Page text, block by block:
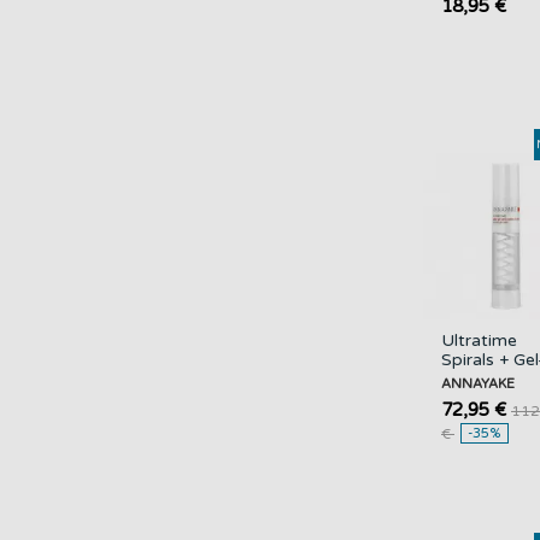
18,95 €
Ultratime
Spirals +
creme Yeux
tratamiento
Contorno
ANNAYAKE
72,95 €
€
-35%